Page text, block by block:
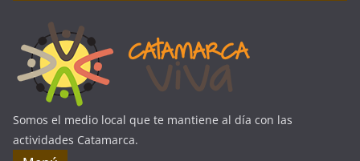
Somos el medio local que te mantiene al día con las
actividades Catamarca.